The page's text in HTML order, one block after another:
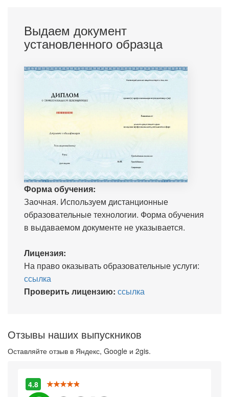
Выдаем документ
установленного образца
Форма обучения:
Заочная. Используем дистанционные
образовательные технологии. Форма обучения
в выдаваемом документе не указывается.
Лицензия:
На право оказывать образовательные услуги:
ссылка
Проверить лицензию: ссылка
Отзывы наших выпускников
Оставляйте отзыв в Яндекс, Google и 2gis.
4.8